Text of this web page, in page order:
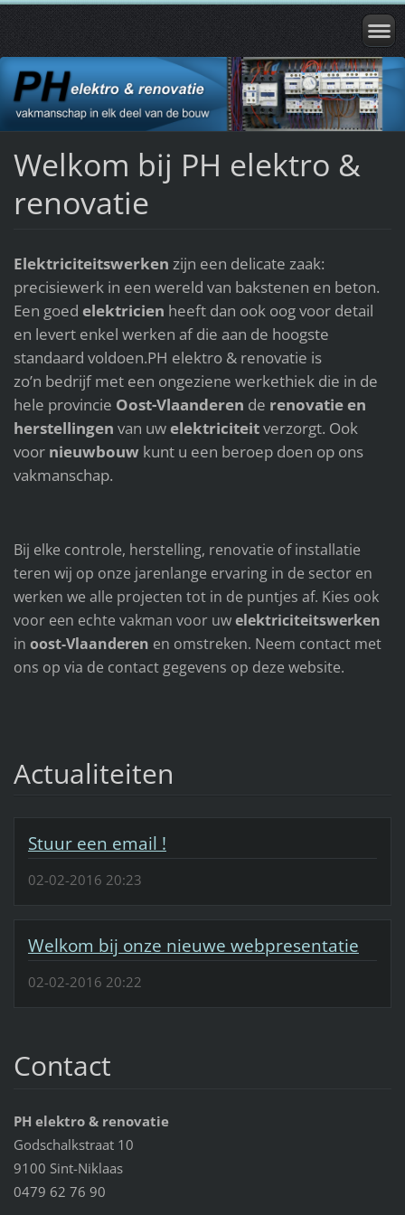
Welkom bij PH elektro &
renovatie
Elektriciteitswerken zijn een delicate zaak:
precisiewerk in een wereld van bakstenen en beton.
Een goed elektricien heeft dan ook oog voor detail
en levert enkel werken af die aan de hoogste
standaard voldoen.PH elektro & renovatie is
zo’n bedrijf met een ongeziene werkethiek die in de
hele provincie Oost-Vlaanderen de renovatie en
herstellingen van uwelektriciteitverzorgt. Ook
voor nieuwbouwkunt u een beroep doen op ons
vakmanschap.
Bij elke controle, herstelling, renovatie of installatie
teren wij op onze jarenlange ervaring in de sector en
werken we alle projecten tot in de puntjes af. Kies ook
voor een echte vakman voor uwelektriciteitswerken
in oost-Vlaanderen en omstreken. Neem contact met
ons op via de contact gegevens op deze website.
Actualiteiten
Stuur een email !
02-02-2016 20:23
Welkom bij onze nieuwe webpresentatie
02-02-2016 20:22
Contact
PH elektro & renovatie
Godschalkstraat 10
9100 Sint-Niklaas
0479 62 76 90